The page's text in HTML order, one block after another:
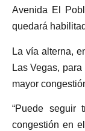
Avenida El
quedará
La vía alterna,
Las Vegas,
mayor
“Puede seguir
congestión en